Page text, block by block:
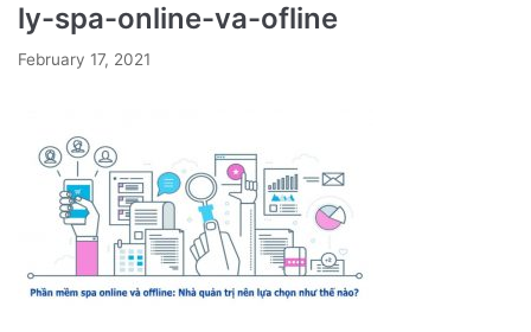
ly-spa-online-va-ofline
February 17, 2021